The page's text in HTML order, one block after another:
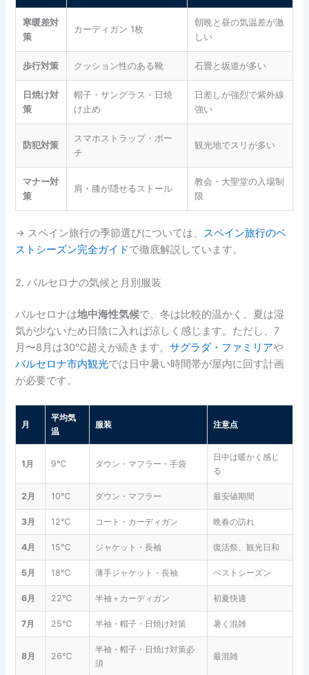
寒暖差対
策
カーディガン 1枚
朝晩と昼の気温差が激
しい
歩行対策 クッション性のある靴 石畳と坂道が多い
日焼け対
策
帽子・サングラス・日焼
け止め
日差しが強烈で紫外線
強い
防犯対策
スマホストラップ・ポー
チ
観光地でスリが多い
マナー対
策
肩・膝が隠せるストール
教会・大聖堂の入場制
限
→ スペイン旅行の季節選びについては、 スペイン旅行のベ
ストシーズン完全ガイドで徹底解説しています。
2. バルセロナの気候と月別服装
バルセロナは地中海性気候で、冬は比較的温かく、夏は湿
気が少ないため日陰に入れば涼しく感じます。ただし、7
月〜8月は30℃超えが続きます。サグラダ・ファミリアや
バルセロナ市内観光では日中暑い時間帯が屋内に回す計画
が必要です。
月
平均気
温
服装 注意点
1月 9℃ ダウン・マフラー・手袋
日中は暖かく感じ
る
2月 10℃ ダウン・マフラー 最安値期間
3月 12℃ コート・カーディガン 晩春の訪れ
4月 15℃ ジャケット・長袖 復活祭、観光日和
5月 18℃ 薄手ジャケット・長袖 ベストシーズン
6月 22℃ 半袖＋カーディガン 初夏快適
7月 25℃ 半袖・帽子・日焼け対策 暑く混雑
8月 26℃
半袖・帽子・日焼け対策必
須
最混雑